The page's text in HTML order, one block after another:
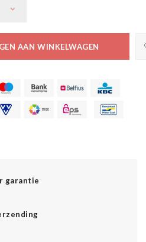
AAN WINKELWAGEN
garantie